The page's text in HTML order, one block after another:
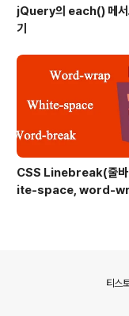
jQuery의 each() 메서
기
CSS Linebreak(줄
ite-space, word-
티스